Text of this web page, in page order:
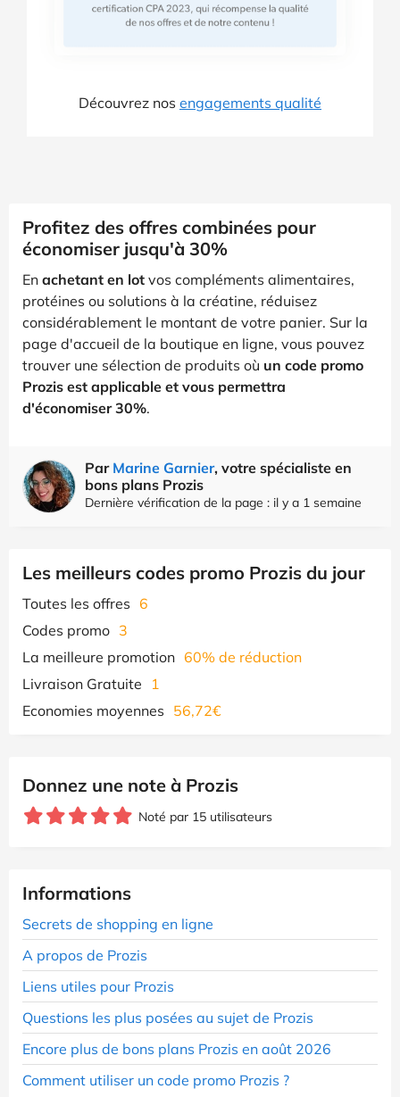
Découvrez nos engagements qualité
Profitez des offres combinées pour
économiser jusqu'à 30%
En achetant en lot vos compléments alimentaires,
protéines ou solutions à la créatine, réduisez
considérablement le montant de votre panier. Sur la
page d'accueil de la boutique en ligne, vous pouvez
trouver une sélection de produits où un code promo
Prozis est applicable et vous permettra
d'économiser 30%.
Par Marine Garnier, votre spécialiste en
bons plans Prozis
Dernière vérification de la page : il y a 1 semaine
Les meilleurs codes promo Prozis du jour
Toutes les offres 6
Codes promo 3
La meilleure promotion 60% de réduction
Livraison Gratuite
1
Economies moyennes 56,72€
Donnez une note à Prozis
Noté par 15 utilisateurs
Informations
Secrets de shopping en ligne
A propos de Prozis
Liens utiles pour Prozis
Questions les plus posées au sujet de Prozis
Encore plus de bons plans Prozis en août 2026
Comment utiliser un code promo Prozis ?